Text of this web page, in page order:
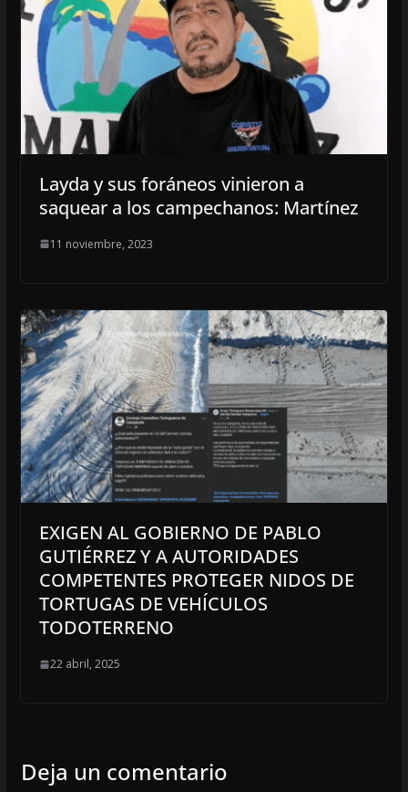
Layda y sus foráneos vinieron a
saquear a los campechanos: Martínez
11 noviembre, 2023
EXIGEN AL GOBIERNO DE PABLO
GUTIÉRREZ Y A AUTORIDADES
COMPETENTES PROTEGER NIDOS DE
TORTUGAS DE VEHÍCULOS
TODOTERRENO
22 abril, 2025
Deja un comentario